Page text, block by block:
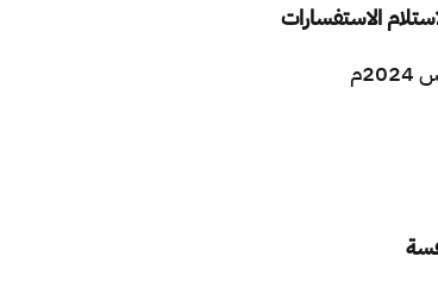
الاستفسارات